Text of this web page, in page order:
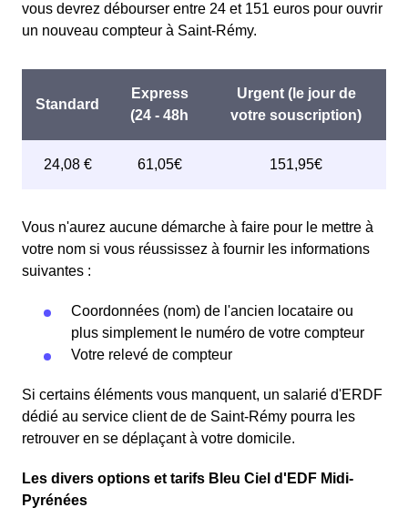
vous devrez débourser entre 24 et 151 euros pour ouvrir
un nouveau compteur à Saint-Rémy.
Vous n'aurez aucune démarche à faire pour le mettre à
votre nom si vous réussissez à fournir les informations
suivantes :
Coordonnées (nom) de l'ancien locataire ou
plus simplement le numéro de votre compteur
Votre relevé de compteur
Si certains éléments vous manquent, un salarié d'ERDF
dédié au service client de de Saint-Rémy pourra les
retrouver en se déplaçant à votre domicile.
Les divers options et tarifs Bleu Ciel d'EDF Midi-
Pyrénées